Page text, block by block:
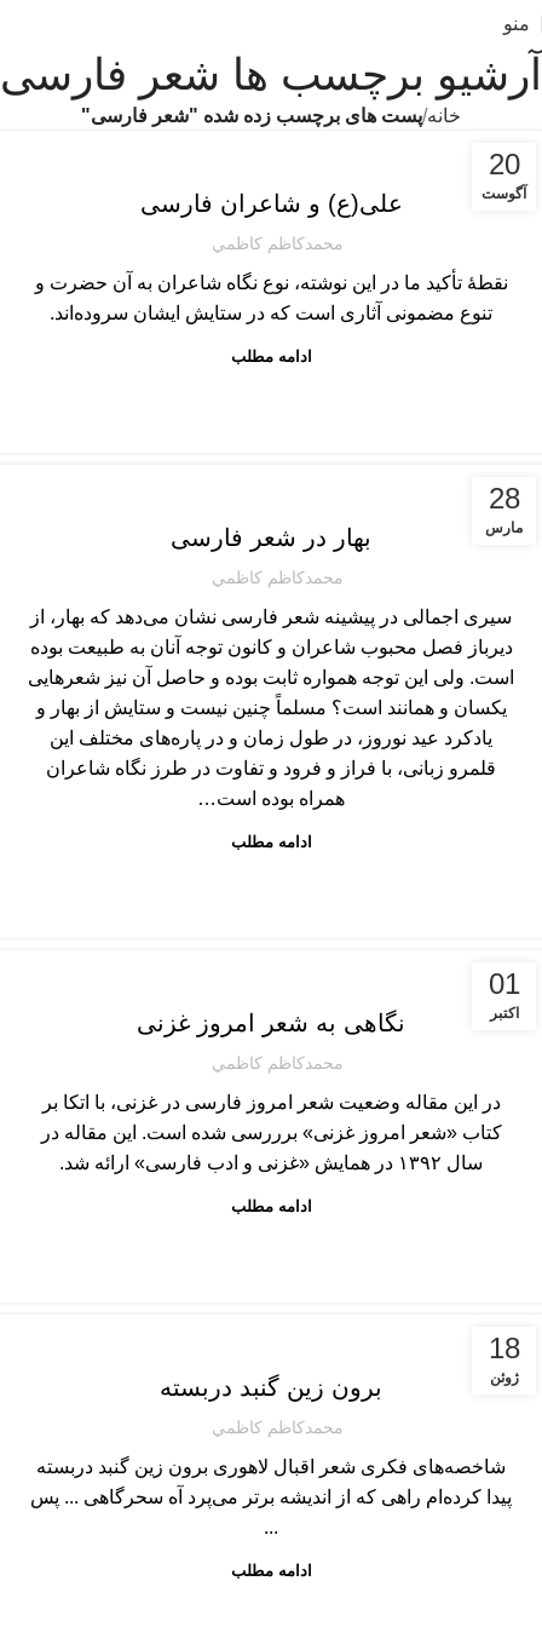
منو
آرشیو برچسب ها شعر فارسی
خانه پست های برچسب زده شده "شعر فارسی"
20
آگوست
مطالب ادبی
علی(ع) و شاعران فارسی
محمدكاظم كاظمي
نقطۀ تأکید ما در این نوشته‌، نوع نگاه شاعران به آن حضرت و
تنوع مضمونی آثاری است که در ستایش ایشان سروده‌اند.
ادامه مطلب
28
مارس
مطالب ادبی
بهار در شعر فارسی
محمدكاظم كاظمي
سیرى اجمالى در پیشینه شعر فارسى نشان مى‏‌دهد که بهار، از
دیرباز فصل محبوب شاعران و کانون توجه آنان به طبیعت بوده
است. ولى این توجه همواره ثابت بوده و حاصل آن نیز شعرهایى
یکسان و همانند است؟ مسلماً چنین نیست و ستایش از بهار و
یادکرد عید نوروز، در طول زمان و در پاره‏‌هاى مختلف این
قلمرو زبانى، با فراز و فرود و تفاوت در طرز نگاه شاعران
همراه بوده است…
ادامه مطلب
01
اکتبر
مطالب ادبی
نگاهی به شعر امروز غزنی
محمدكاظم كاظمي
در این مقاله وضعیت شعر امروز فارسی در غزنی، با اتکا بر
کتاب «شعر امروز غزنی» برررسی شده است. این مقاله در
سال ۱۳۹۲ در همایش «غزنی و ادب فارسی» ارائه شد.
ادامه مطلب
18
ژوئن
مطالب ادبی
برون زین گنبد دربسته‌
محمدكاظم كاظمي
شاخصه‌های فکری شعر اقبال لاهوری‌ برون زین گنبد دربسته
پیدا کرده‌ام راهی‌ که از اندیشه برتر می‌پرد آه سحرگاهی‌ ... پس
...
ادامه مطلب